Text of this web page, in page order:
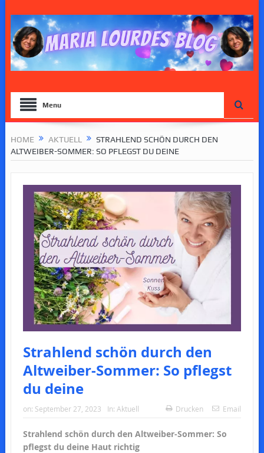
Menu
HOME AKTUELL
STRAHLEND SCHÖN DURCH DEN
ALTWEIBER-SOMMER: SO PFLEGST DU DEINE
Strahlend schön durch den
Altweiber-Sommer: So pflegst
du deine
on: September 27, 2023 In: Aktuell Drucken Email
Strahlend schön durch den Altweiber-Sommer: So
pflegst du deine Haut richtig